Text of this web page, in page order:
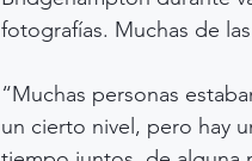
fotografías. Muchas de
“Muchas personas
un cierto nivel, pero hay